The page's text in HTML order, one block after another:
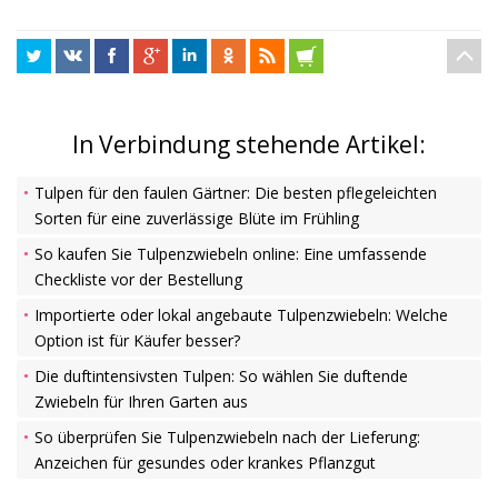
In Verbindung stehende Artikel:
Tulpen für den faulen Gärtner: Die besten pflegeleichten
Sorten für eine zuverlässige Blüte im Frühling
So kaufen Sie Tulpenzwiebeln online: Eine umfassende
Checkliste vor der Bestellung
Importierte oder lokal angebaute Tulpenzwiebeln: Welche
Option ist für Käufer besser?
Die duftintensivsten Tulpen: So wählen Sie duftende
Zwiebeln für Ihren Garten aus
So überprüfen Sie Tulpenzwiebeln nach der Lieferung:
Anzeichen für gesundes oder krankes Pflanzgut